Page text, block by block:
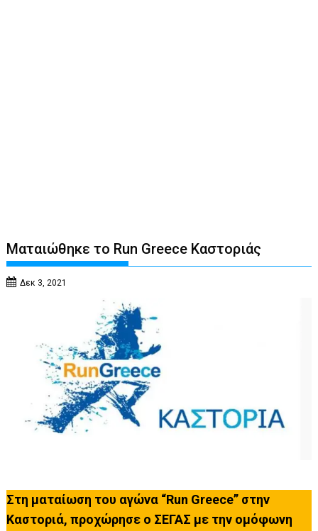
Ματαιώθηκε το Run Greece Καστοριάς
Δεκ 3, 2021
Στη ματαίωση του αγώνα “Run Greece” στην
Καστοριά, προχώρησε ο ΣΕΓΑΣ με την ομόφωνη